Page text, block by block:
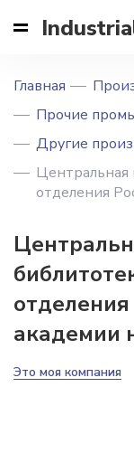
Главная
Прочие
Другие
Центральная
отделения
академии
Это моя компания